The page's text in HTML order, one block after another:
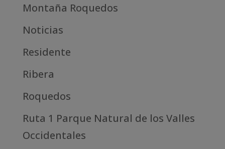
Montaña Roquedos
Noticias
Residente
Ribera
Roquedos
Ruta 1 Parque Natural de los Valles
Occidentales